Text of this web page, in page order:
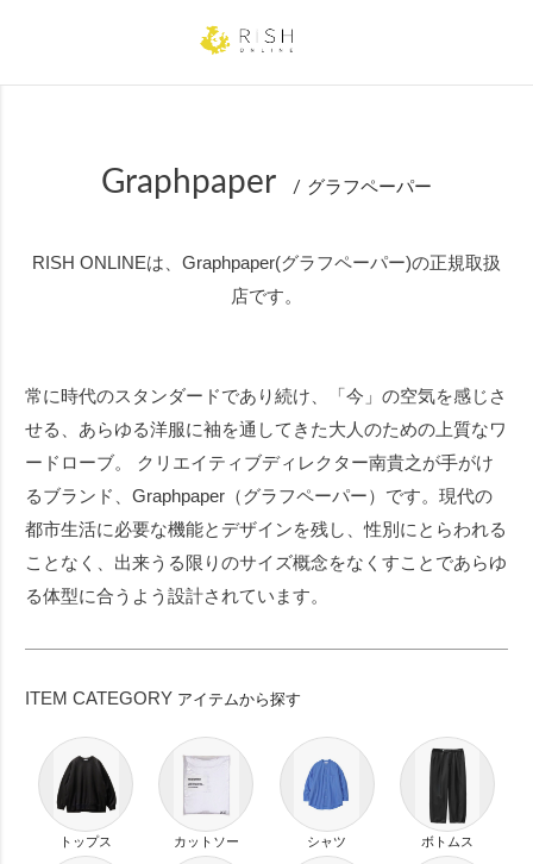
Graphpaper グラフペーパー
RISH ONLINEは、Graphpaper(グラフペーパー)の正規取扱
店です。
常に時代のスタンダードであり続け、「今」の空気を感じさ
せる、あらゆる洋服に袖を通してきた大人のための上質なワ
ードローブ。 クリエイティブディレクター南貴之が手がけ
るブランド、Graphpaper（グラフペーパー）です。現代の
都市生活に必要な機能とデザインを残し、性別にとらわれる
ことなく、出来うる限りのサイズ概念をなくすことであらゆ
る体型に合うよう設計されています。
ITEM CATEGORY アイテムから探す
トップス カットソー シャツ ボトムス
WOMEN
～XS
M L
XL ～
22.0cm
24.0cm
24.5cm
25.0cm
25.5cm
26.0cm
26.5cm
27.0cm
27.5cm 28.0cm
カラー
パープル ブルー ネイビー グリーン カーキ ブラウン